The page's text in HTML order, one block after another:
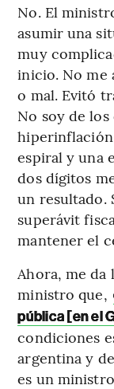
No. El
asumir una
muy
inicio. No me
o mal. Evitó
No soy de los
espiral y una
dos dígitos
un resultado.
superávit
mantener el
Ahora, me da
ministro que,
pública [en el
condiciones
argentina y
es un